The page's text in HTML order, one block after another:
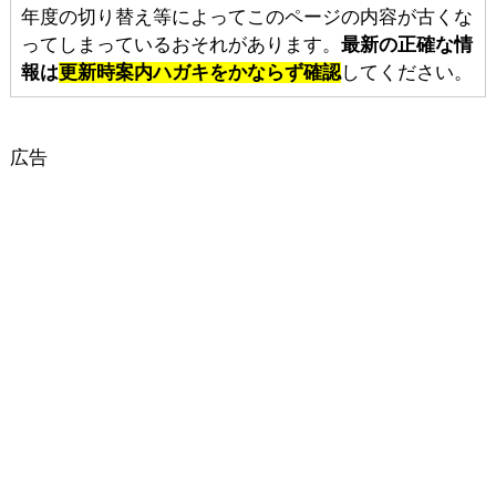
年度の切り替え等によってこのページの内容が古くな
ってしまっているおそれがあります。 最新の正確な情
報は更新時案内ハガキをかならず確認してください。
広告